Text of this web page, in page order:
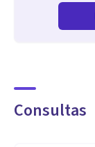
Consultas